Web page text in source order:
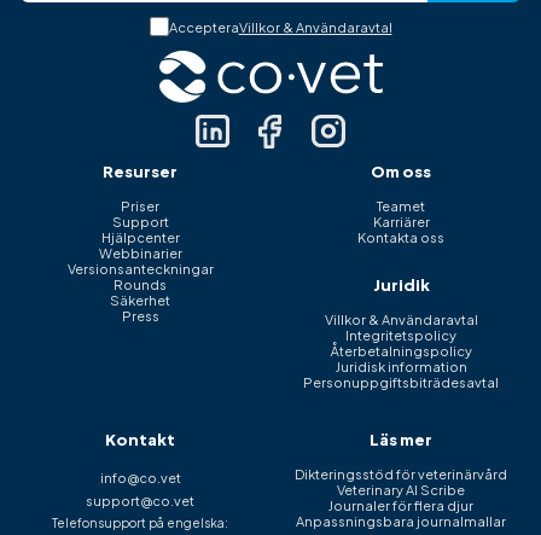
AccepteraVillkor & Användaravtal
Resurser
Priser
Support
Hjälpcenter
Webbinarier
Versionsanteckningar
Rounds
Säkerhet
Press
Om oss
Teamet
Karriärer
Kontakta oss
Juridik
Villkor & Användaravtal
Integritetspolicy
Återbetalningspolicy
Juridisk information
Personuppgiftsbiträdesavtal
Kontakt
info@co.vet
support@co.vet
Telefonsupport på engelska:
Läs mer
Dikteringsstöd för veterinärvård
Veterinary AI Scribe
Journaler för flera djur
Anpassningsbara journalmallar